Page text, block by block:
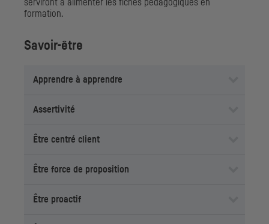
serviront à alimenter les fiches pédagogiques en
formation.
Savoir-être
Apprendre à apprendre
Assertivité
Être centré client
Être force de proposition
Être proactif